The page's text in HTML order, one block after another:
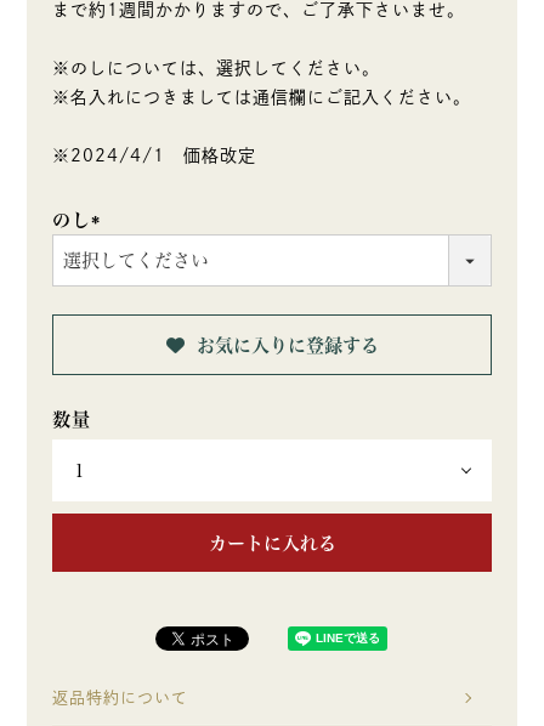
まで約1週間かかりますので、ご了承下さいませ。
※のしについては、選択してください。
※名入れにつきましては通信欄にご記入ください。
※2024/4/1 価格改定
のし
(必
須)
お気に入りに登録する
カートに入れる
返品特約について